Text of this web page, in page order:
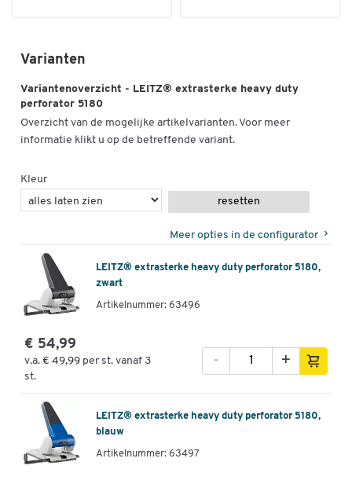
Varianten
Variantenoverzicht - LEITZ® extrasterke heavy duty
perforator 5180
Overzicht van de mogelijke artikelvarianten. Voor meer
informatie klikt u op de betreffende variant.
Kleur
resetten
Meer opties in de configurator
LEITZ® extrasterke heavy duty perforator 5180,
zwart
Artikelnummer: 63496
€ 54,99
v.a. € 49,99 per st. vanaf 3
st.
+
-
LEITZ® extrasterke heavy duty perforator 5180,
blauw
Artikelnummer: 63497